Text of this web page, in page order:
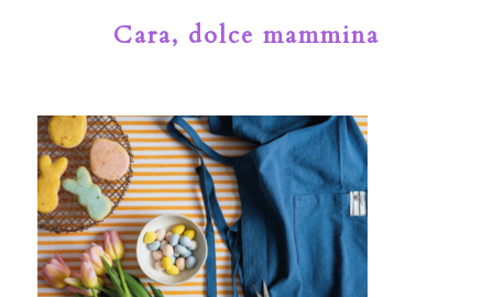
Cara, dolce mammina